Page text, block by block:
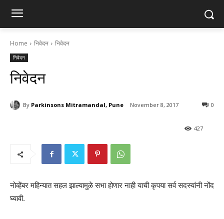
Home निवेदन निवेदन
निवेदन
निवेदन
By Parkinsons Mitramandal, Pune November 8, 2017 0
427
नोव्हेंबर महिन्यात सहल झाल्यामुळे सभा होणार नाही याची कृपया सर्व सदस्यांनी नोंद
घ्यावी.